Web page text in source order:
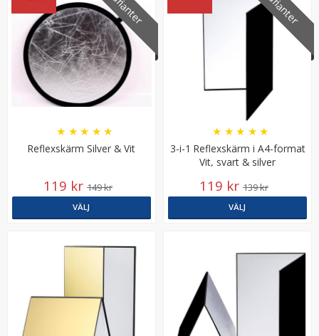
79 kr
LÄGG I VARUKORG
★ ★
Reflexskärm Silver & Vit
★ ★ ★ ★ ★
119 kr 149 kr
VÄLJ
3-i-1 Reflexskärm i A4-format
Vit, svart & silver
★ ★ ★ ★ ★
119 kr 139 kr
VÄLJ